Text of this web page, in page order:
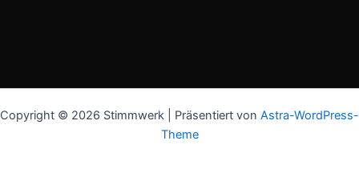
Copyright © 2026 Stimmwerk | Präsentiert von Astra-WordPress-
Theme